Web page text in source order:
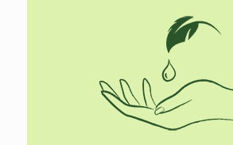
Lees
meer